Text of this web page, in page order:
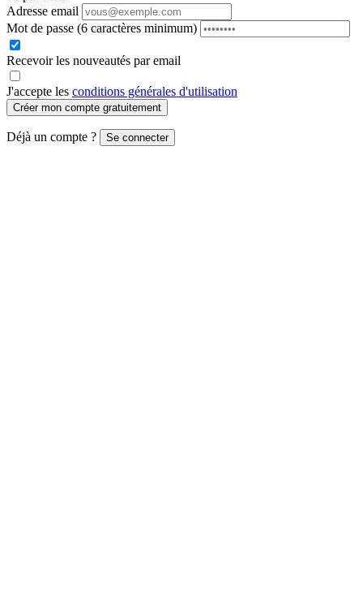
Adresse email
Mot de passe (6 caractères minimum)
Recevoir les nouveautés par email
J'accepte les conditions générales d'utilisation
Créer mon compte gratuitement
Déjà un compte ? Se connecter